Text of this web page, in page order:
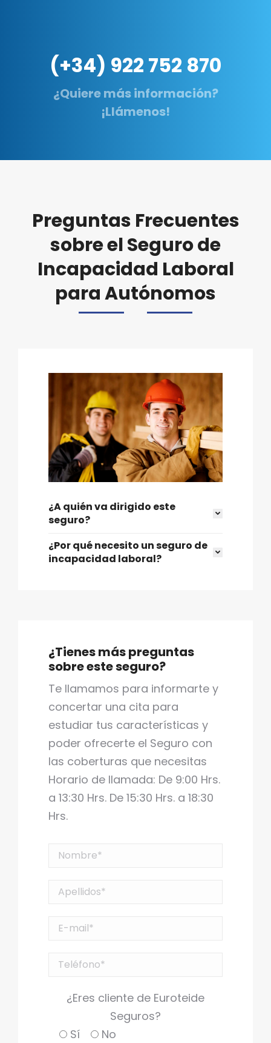
(+34) 922 752 870
¿Quiere más información?
¡Llámenos!
Preguntas Frecuentes
sobre el Seguro de
Incapacidad Laboral
para Autónomos
¿A quién va dirigido este
seguro?
¿Por qué necesito un seguro de
incapacidad laboral?
¿Tienes más preguntas
sobre este seguro?
Te llamamos para informarte y
concertar una cita para
estudiar tus características y
poder ofrecerte el Seguro con
las coberturas que necesitas
Horario de llamada: De 9:00 Hrs.
a 13:30 Hrs. De 15:30 Hrs. a 18:30
Hrs.
¿Eres cliente de Euroteide
Seguros?
Sí
No